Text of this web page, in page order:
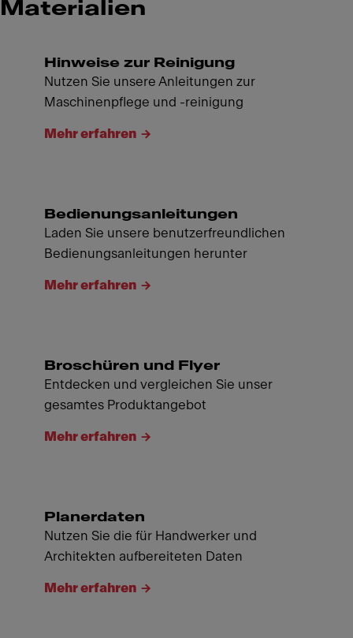
Materialien
Hinweise zur Reinigung
Nutzen Sie unsere Anleitungen zur
Maschinenpflege und -reinigung
Mehr erfahren
Bedienungsanleitungen
Laden Sie unsere benutzerfreundlichen
Bedienungsanleitungen herunter
Mehr erfahren
Broschüren und Flyer
Entdecken und vergleichen Sie unser
gesamtes Produktangebot
Mehr erfahren
Planerdaten
Nutzen Sie die für Handwerker und
Architekten aufbereiteten Daten
Mehr erfahren